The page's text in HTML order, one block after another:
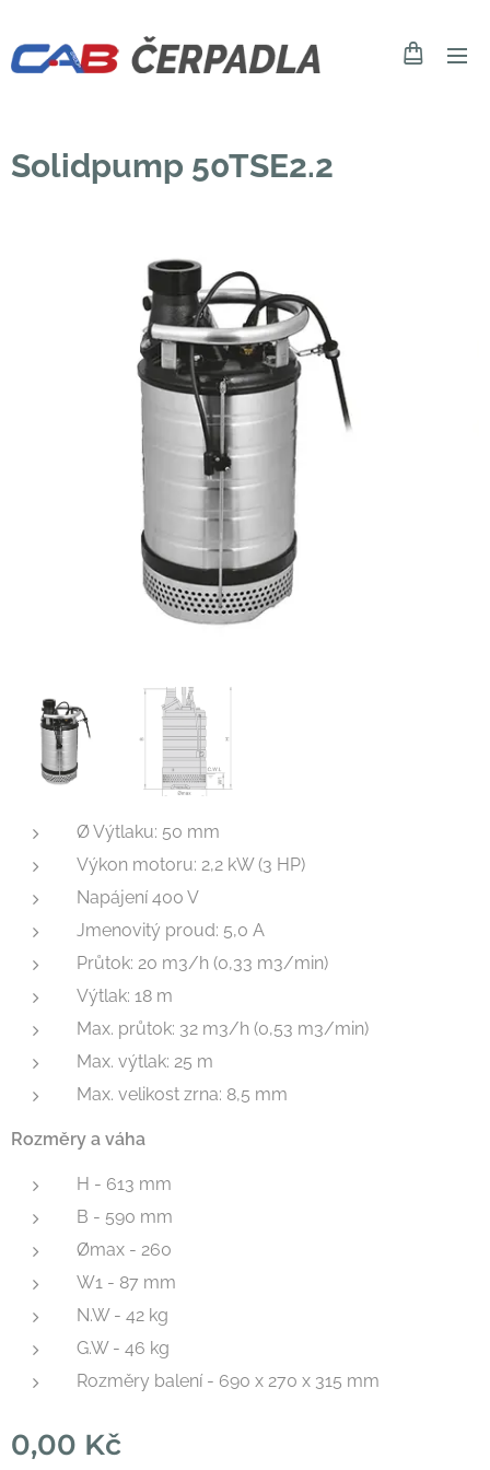
Solidpump 50TSE2.2
Ø Výtlaku: 50 mm
Výkon motoru: 2,2 kW (3 HP)
Napájení 400 V
Jmenovitý proud: 5,0 A
Průtok: 20 m3/h (0,33 m3/min)
Výtlak: 18 m
Max. průtok: 32 m3/h (0,53 m3/min)
Max. výtlak: 25 m
Max. velikost zrna: 8,5 mm
Rozměry a váha
H - 613 mm
B - 590 mm
Ømax - 260
W1 - 87 mm
N.W - 42 kg
G.W - 46 kg
Rozměry balení - 690 x 270 x 315 mm
0,00 Kč